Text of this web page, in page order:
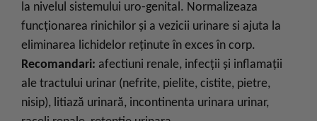
la nivelul sistemului uro-genital. Normalizeaza
funcționarea rinichilor și a vezicii urinare si ajuta la
eliminarea lichidelor reţinute în exces în corp.
Recomandari: afectiuni renale, infecţii şi inflamaţii
ale tractului urinar (nefrite, pielite, cistite, pietre,
nisip), litiază urinară, incontinenta urinara urinar,